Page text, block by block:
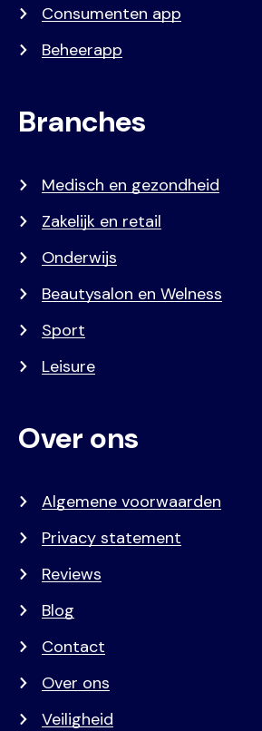
Consumenten app
Beheerapp
Branches
Medisch en gezondheid
Zakelijk en retail
Onderwijs
Beautysalon en Welness
Sport
Leisure
Over ons
Algemene voorwaarden
Privacy statement
Reviews
Blog
Contact
Over ons
Veiligheid